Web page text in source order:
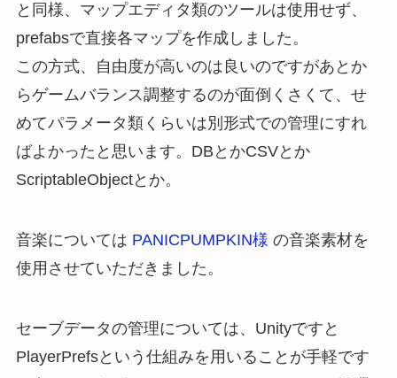
と同様、マップエディタ類のツールは使用せず、
prefabsで直接各マップを作成しました。
この方式、自由度が高いのは良いのですがあとか
らゲームバランス調整するのが面倒くさくて、せ
めてパラメータ類くらいは別形式での管理にすれ
ばよかったと思います。DBとかCSVとか
ScriptableObjectとか。
音楽については PANICPUMPKIN様 の音楽素材を
使用させていただきました。
セーブデータの管理については、Unityですと
PlayerPrefsという仕組みを用いることが手軽です